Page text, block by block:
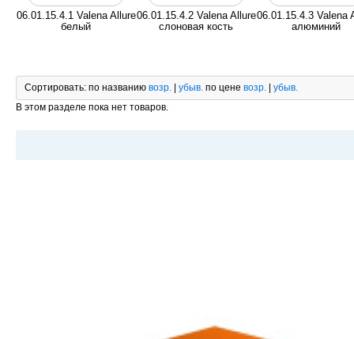
06.01.15.4.1 Valena Allure
белый
06.01.15.4.2 Valena Allure
слоновая кость
06.01.15.4.3 Valena
алюминий
Сортировать: по названию возр. | убыв. по цене возр. | убыв.
В этом разделе пока нет товаров.